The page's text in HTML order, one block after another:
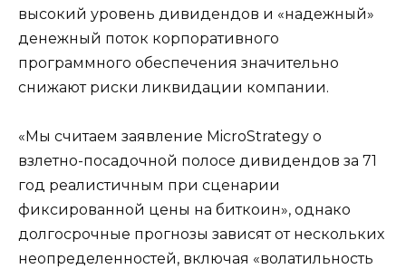
высокий уровень дивидендов и «надежный»
денежный поток корпоративного
программного обеспечения значительно
снижают риски ликвидации компании.
«Мы считаем заявление MicroStrategy о
взлетно-посадочной полосе дивидендов за 71
год реалистичным при сценарии
фиксированной цены на биткоин», однако
долгосрочные прогнозы зависят от нескольких
неопределенностей, включая «волатильность